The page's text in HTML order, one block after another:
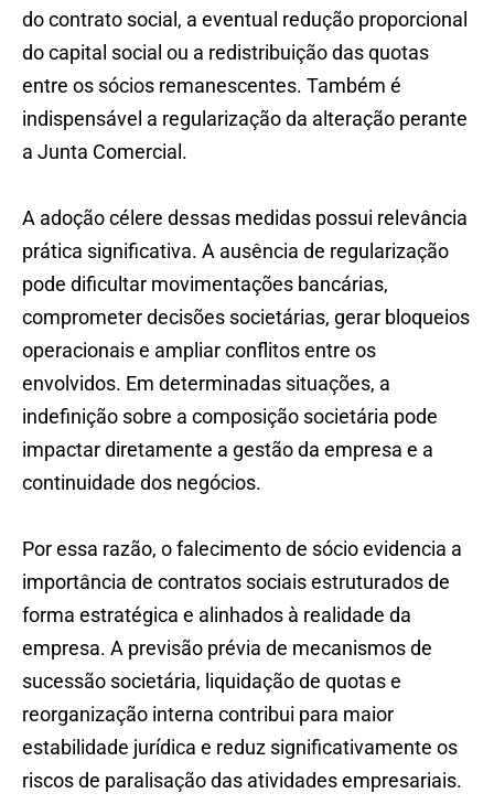
do contrato social, a eventual redução proporcional
do capital social ou a redistribuição das quotas
entre os sócios remanescentes. Também é
indispensável a regularização da alteração perante
a Junta Comercial.
A adoção célere dessas medidas possui relevância
prática significativa. A ausência de regularização
pode dificultar movimentações bancárias,
comprometer decisões societárias, gerar bloqueios
operacionais e ampliar conflitos entre os
envolvidos. Em determinadas situações, a
indefinição sobre a composição societária pode
impactar diretamente a gestão da empresa e a
continuidade dos negócios.
Por essa razão, o falecimento de sócio evidencia a
importância de contratos sociais estruturados de
forma estratégica e alinhados à realidade da
empresa. A previsão prévia de mecanismos de
sucessão societária, liquidação de quotas e
reorganização interna contribui para maior
estabilidade jurídica e reduz significativamente os
riscos de paralisação das atividades empresariais.